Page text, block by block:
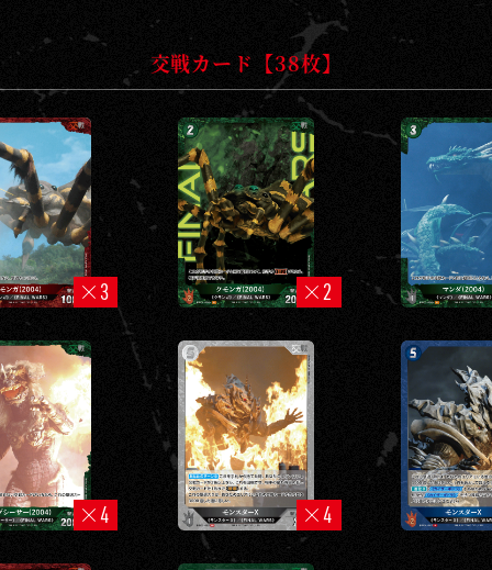
交戦カード【38枚】
3 2
4 4